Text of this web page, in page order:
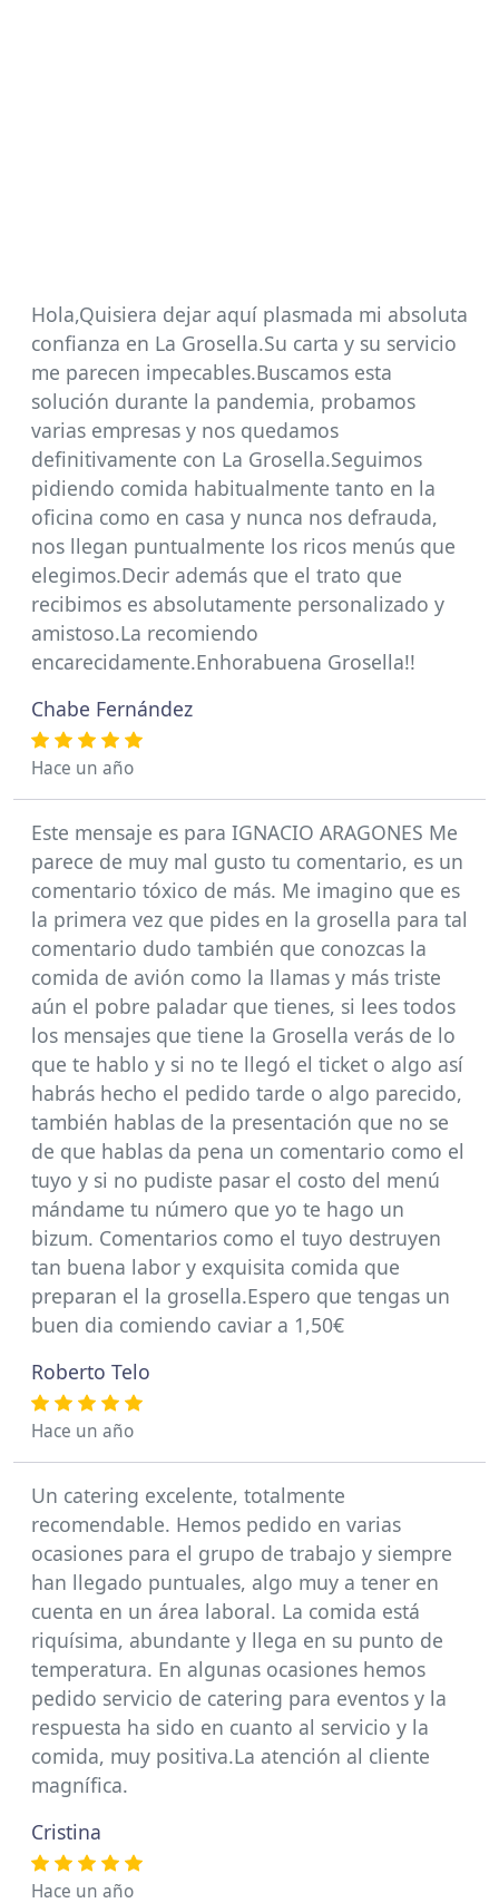
Hola,Quisiera dejar aquí plasmada mi absoluta
confianza en La Grosella.Su carta y su servicio
me parecen impecables.Buscamos esta
solución durante la pandemia, probamos
varias empresas y nos quedamos
definitivamente con La Grosella.Seguimos
pidiendo comida habitualmente tanto en la
oficina como en casa y nunca nos defrauda,
nos llegan puntualmente los ricos menús que
elegimos.Decir además que el trato que
recibimos es absolutamente personalizado y
amistoso.La recomiendo
encarecidamente.Enhorabuena Grosella!!
Chabe Fernández
Hace un año
Este mensaje es para IGNACIO ARAGONES Me
parece de muy mal gusto tu comentario, es un
comentario tóxico de más. Me imagino que es
la primera vez que pides en la grosella para tal
comentario dudo también que conozcas la
comida de avión como la llamas y más triste
aún el pobre paladar que tienes, si lees todos
los mensajes que tiene la Grosella verás de lo
que te hablo y si no te llegó el ticket o algo así
habrás hecho el pedido tarde o algo parecido,
también hablas de la presentación que no se
de que hablas da pena un comentario como el
tuyo y si no pudiste pasar el costo del menú
mándame tu número que yo te hago un
bizum. Comentarios como el tuyo destruyen
tan buena labor y exquisita comida que
preparan el la grosella.Espero que tengas un
buen dia comiendo caviar a 1,50€
Roberto Telo
Hace un año
Un catering excelente, totalmente
recomendable. Hemos pedido en varias
ocasiones para el grupo de trabajo y siempre
han llegado puntuales, algo muy a tener en
cuenta en un área laboral. La comida está
riquísima, abundante y llega en su punto de
temperatura. En algunas ocasiones hemos
pedido servicio de catering para eventos y la
respuesta ha sido en cuanto al servicio y la
comida, muy positiva.La atención al cliente
magnífica.
Cristina
Hace un año